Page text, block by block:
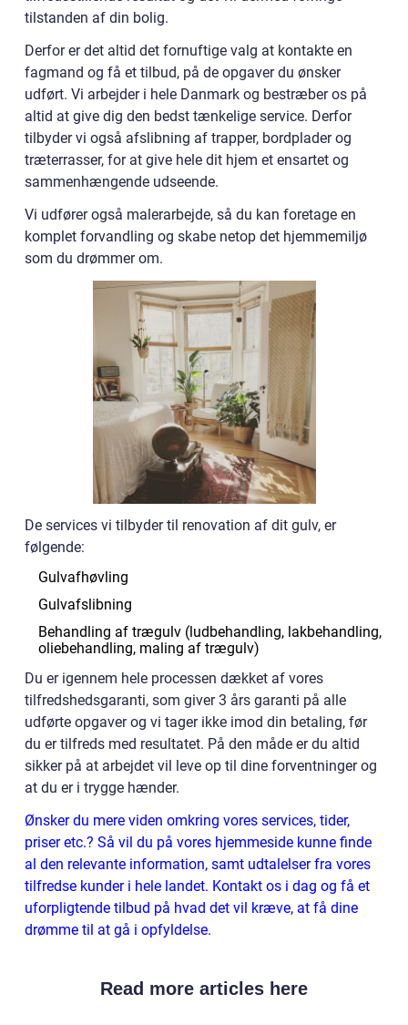
tilstanden af din bolig.
Derfor er det altid det fornuftige valg at kontakte en
fagmand og få et tilbud, på de opgaver du ønsker
udført. Vi arbejder i hele Danmark og bestræber os på
altid at give dig den bedst tænkelige service. Derfor
tilbyder vi også afslibning af trapper, bordplader og
træterrasser, for at give hele dit hjem et ensartet og
sammenhængende udseende.
Vi udfører også malerarbejde, så du kan foretage en
komplet forvandling og skabe netop det hjemmemiljø
som du drømmer om.
De services vi tilbyder til renovation af dit gulv, er
følgende:
Gulvafhøvling
Gulvafslibning
Behandling af trægulv (ludbehandling, lakbehandling,
oliebehandling, maling af trægulv)
Du er igennem hele processen dækket af vores
tilfredshedsgaranti, som giver 3 års garanti på alle
udførte opgaver og vi tager ikke imod din betaling, før
du er tilfreds med resultatet. På den måde er du altid
sikker på at arbejdet vil leve op til dine forventninger og
at du er i trygge hænder.
Ønsker du mere viden omkring vores services, tider,
priser etc.? Så vil du på vores hjemmeside kunne finde
al den relevante information, samt udtalelser fra vores
tilfredse kunder i hele landet. Kontakt os i dag og få et
uforpligtende tilbud på hvad det vil kræve, at få dine
drømme til at gå i opfyldelse.
Read more articles here